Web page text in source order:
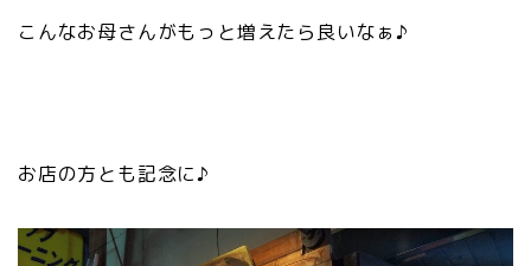
こんなお母さんがもっと増えたら良いなぁ♪
お店の方とも記念に♪